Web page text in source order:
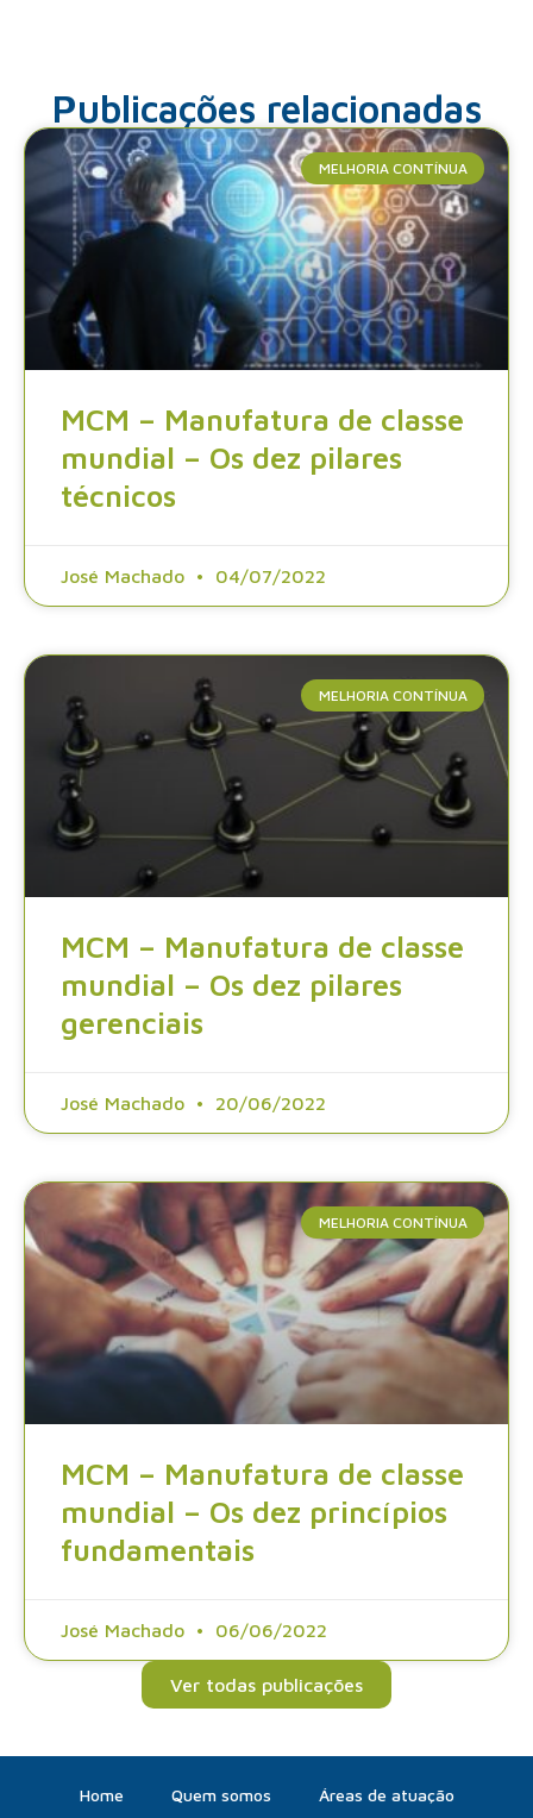
Publicações relacionadas
MELHORIA CONTÍNUA
MCM – Manufatura de classe
mundial – Os dez pilares
técnicos
José Machado 04/07/2022
MELHORIA CONTÍNUA
MCM – Manufatura de classe
mundial – Os dez pilares
gerenciais
José Machado 20/06/2022
MELHORIA CONTÍNUA
MCM – Manufatura de classe
mundial – Os dez princípios
fundamentais
José Machado 06/06/2022
Ver todas publicações
Home Quem somos Áreas de atuação